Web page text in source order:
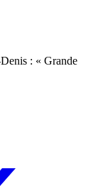
: « Grande